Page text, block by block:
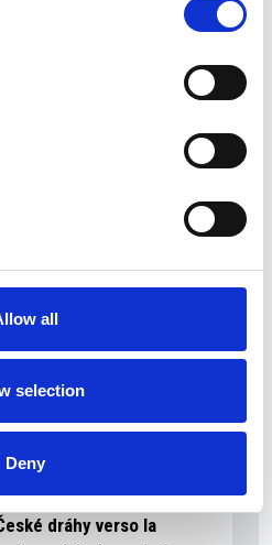
all
selection
Deny
del suo SUV Peaq
dráhy verso la